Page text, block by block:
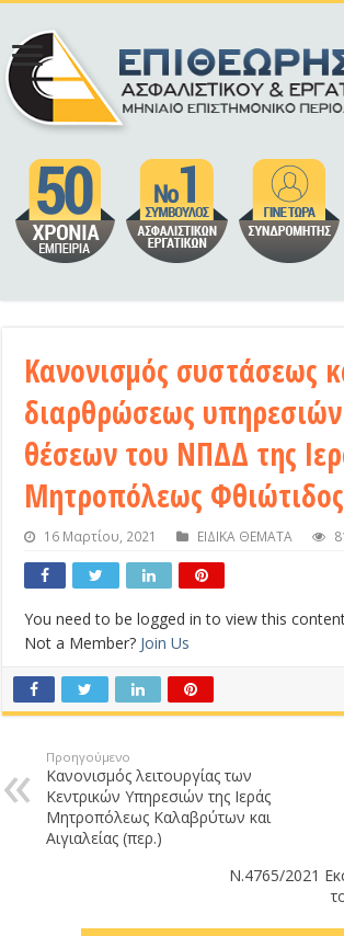
Κανονισμός συστάσεως
διαρθρώσεως
θέσεων του ΝΠΔΔ της
Μητροπόλεως
16 Μαρτίου, 2021 ΕΙΔΙΚΑ ΘΕΜΑΤΑ
You need to be logged in to view this
Not a Member? Join Us
Προηγούμενο
Κανονισμός λειτουργίας των
Κεντρικών Υπηρεσιών της Ιεράς
Μητροπόλεως Καλαβρύτων και
Αιγιαλείας (περ.)
Ν.4765/2021